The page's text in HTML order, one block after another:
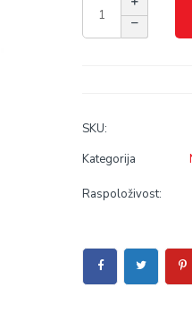
SKU:
Kategorija
Raspoloživost: